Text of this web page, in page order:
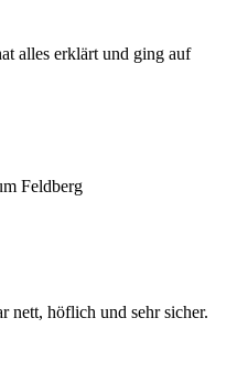
alles erklärt und ging auf
Feldberg
nett, höflich und sehr sicher.